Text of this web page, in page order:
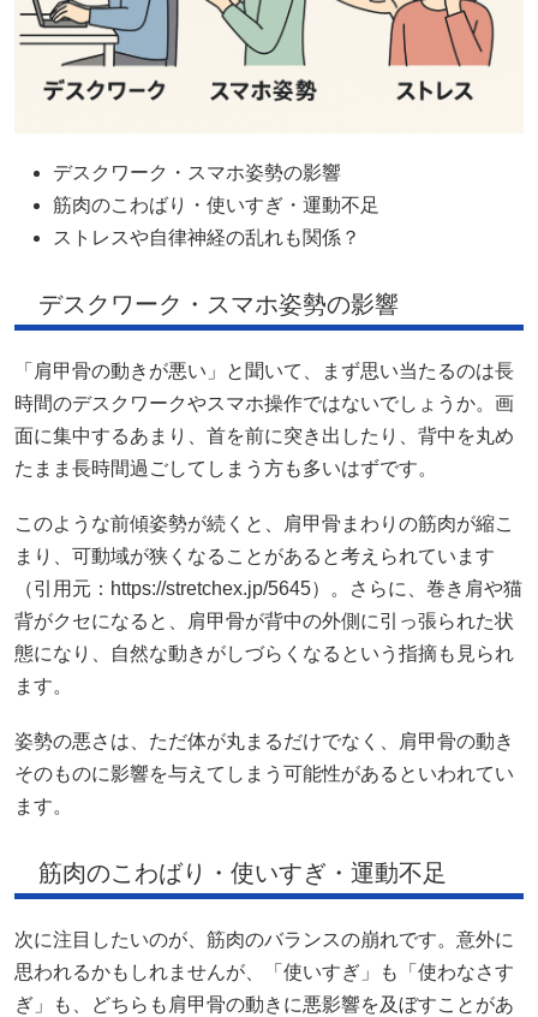
デスクワーク・スマホ姿勢の影響
筋肉のこわばり・使いすぎ・運動不足
ストレスや自律神経の乱れも関係？
デスクワーク・スマホ姿勢の影響
「肩甲骨の動きが悪い」と聞いて、まず思い当たるのは長
時間のデスクワークやスマホ操作ではないでしょうか。画
面に集中するあまり、首を前に突き出したり、背中を丸め
たまま長時間過ごしてしまう方も多いはずです。
このような前傾姿勢が続くと、肩甲骨まわりの筋肉が縮こ
まり、可動域が狭くなることがあると考えられています
（引用元：https://stretchex.jp/5645）。さらに、巻き肩や猫
背がクセになると、肩甲骨が背中の外側に引っ張られた状
態になり、自然な動きがしづらくなるという指摘も見られ
ます。
姿勢の悪さは、ただ体が丸まるだけでなく、肩甲骨の動き
そのものに影響を与えてしまう可能性があるといわれてい
ます。
筋肉のこわばり・使いすぎ・運動不足
次に注目したいのが、筋肉のバランスの崩れです。意外に
思われるかもしれませんが、「使いすぎ」も「使わなさす
ぎ」も、どちらも肩甲骨の動きに悪影響を及ぼすことがあ